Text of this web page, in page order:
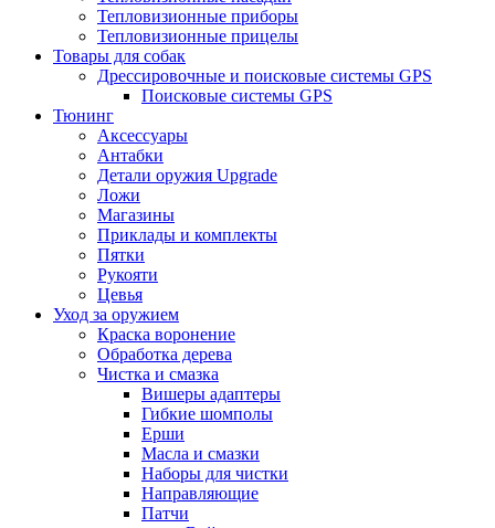
Тепловизионные приборы
Тепловизионные прицелы
Товары для собак
Дрессировочные и поисковые системы GPS
Поисковые системы GPS
Тюнинг
Аксессуары
Антабки
Детали оружия Upgrade
Ложи
Магазины
Приклады и комплекты
Пятки
Рукояти
Цевья
Уход за оружием
Краска воронение
Обработка дерева
Чистка и смазка
Вишеры адаптеры
Гибкие шомполы
Ерши
Масла и смазки
Наборы для чистки
Направляющие
Патчи